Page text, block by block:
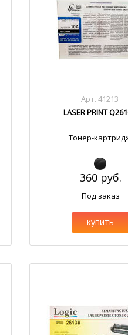
Арт. 41213
LASER PRINT
Тонер-
360 руб.
Под заказ
купить